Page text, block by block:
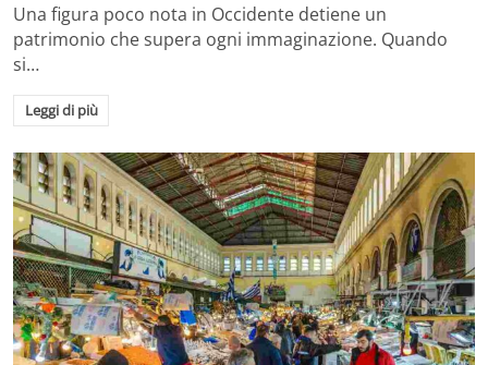
Una figura poco nota in Occidente detiene un
patrimonio che supera ogni immaginazione. Quando
si…
Leggi di più